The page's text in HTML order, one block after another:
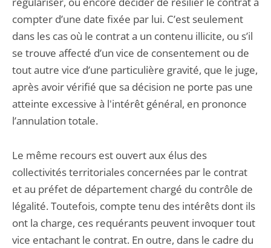
compter d’une date fixée par lui. C’est seulement
dans les cas où le contrat a un contenu illicite, ou s’il
se trouve affecté d’un vice de consentement ou de
tout autre vice d’une particulière gravité, que le juge,
après avoir vérifié que sa décision ne porte pas une
atteinte excessive à l'intérêt général, en prononce
l’annulation totale.
Le même recours est ouvert aux élus des
collectivités territoriales concernées par le contrat
et au préfet de département chargé du contrôle de
légalité. Toutefois, compte tenu des intérêts dont ils
ont la charge, ces requérants peuvent invoquer tout
vice entachant le contrat. En outre, dans le cadre du